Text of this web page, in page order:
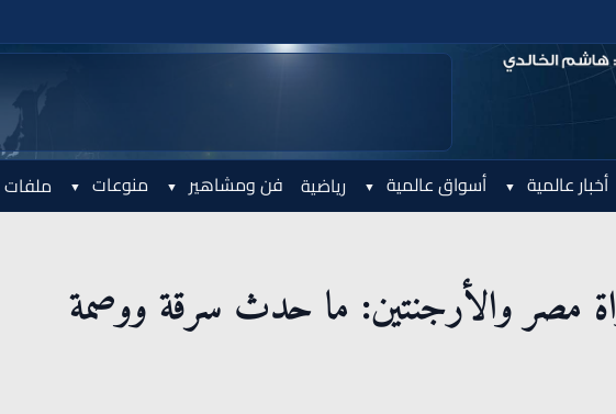
أخبار عالمية أسواق عالمية رياضية فن ومشاهير منوعات
مصر والأرجنتين: ما حدث سرقة ووصمة